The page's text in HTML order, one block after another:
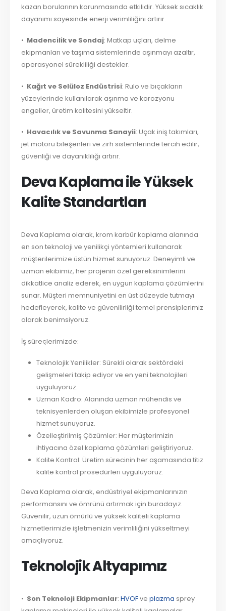
kazan borularının korunmasında etkilidir. Yüksek sıcaklık
dayanımı sayesinde enerji verimliliğini artırır.
• Madencilik ve Sondaj: Matkap uçları, delme
ekipmanları ve taşıma sistemlerinde aşınmayı azaltır,
operasyonel sürekliliği destekler.
• Kağıt ve Selüloz Endüstrisi: Rulo ve bıçakların
yüzeylerinde kullanılarak aşınma ve korozyonu
engeller, üretim kalitesini yükseltir.
• Havacılık ve Savunma Sanayii: Uçak iniş takımları,
jet motoru bileşenleri ve zırh sistemlerinde tercih edilir,
güvenliği ve dayanıklılığı artırır.
Deva Kaplama ile Yüksek
Kalite Standartları
Deva Kaplama olarak, krom karbür kaplama alanında
en son teknoloji ve yenilikçi yöntemleri kullanarak
müşterilerimize üstün hizmet sunuyoruz. Deneyimli ve
uzman ekibimiz, her projenin özel gereksinimlerini
dikkatlice analiz ederek, en uygun kaplama çözümlerini
sunar. Müşteri memnuniyetini en üst düzeyde tutmayı
hedefleyerek, kalite ve güvenilirliği temel prensiplerimiz
olarak benimsiyoruz.
İş süreçlerimizde:
Teknolojik Yenilikler: Sürekli olarak sektördeki
gelişmeleri takip ediyor ve en yeni teknolojileri
uyguluyoruz.
Uzman Kadro: Alanında uzman mühendis ve
teknisyenlerden oluşan ekibimizle profesyonel
hizmet sunuyoruz.
Özelleştirilmiş Çözümler: Her müşterimizin
ihtiyacına özel kaplama çözümleri geliştiriyoruz.
Kalite Kontrol: Üretim sürecinin her aşamasında titiz
kalite kontrol prosedürleri uyguluyoruz.
Deva Kaplama olarak, endüstriyel ekipmanlarınızın
performansını ve ömrünü artırmak için buradayız.
Güvenilir, uzun ömürlü ve yüksek kaliteli kaplama
hizmetlerimizle işletmenizin verimliliğini yükseltmeyi
amaçlıyoruz.
Teknolojik Altyapımız
• Son Teknoloji Ekipmanlar:HVOFveplazma sprey